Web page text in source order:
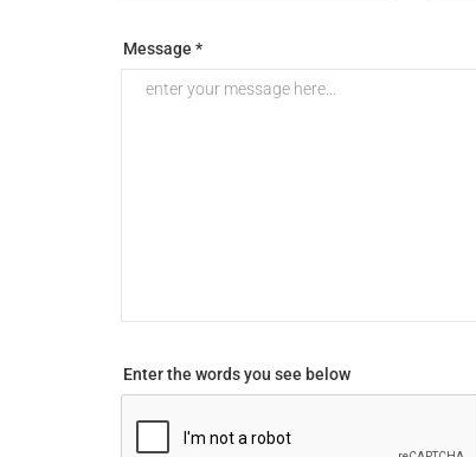
Message *
Enter the words you see below